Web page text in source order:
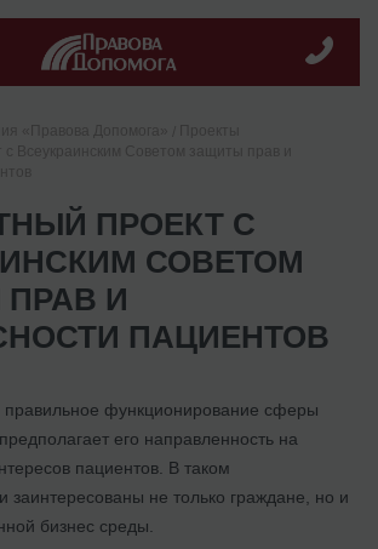
ПРОЕКТ С
СОВЕТОМ
И
ПАЦИЕНТОВ
функционирование сферы
его направленность на
пациентов. В таком
заинтересованы не только граждане, но и
бизнес среды.